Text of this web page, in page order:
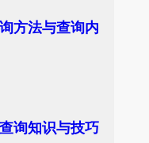
方法与查询内
询知识与技巧